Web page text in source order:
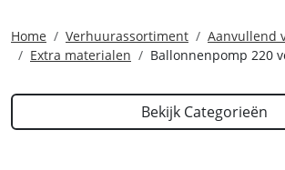
Home Verhuurassortiment
Aanvullend
Extra materialen
Ballonnenpomp 220
Bekijk Categorieën